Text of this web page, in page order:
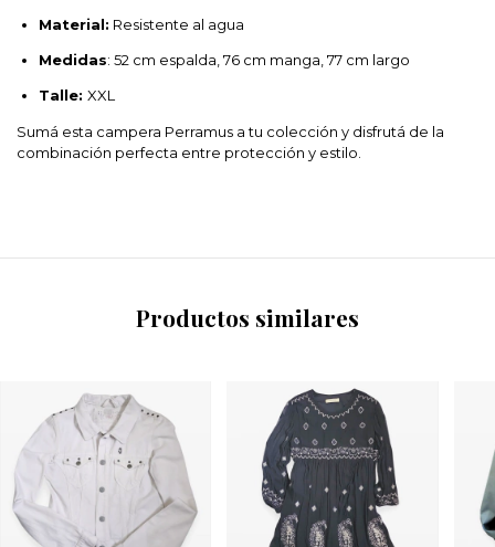
Material: Resistente al agua
Medidas: 52 cm espalda, 76 cm manga, 77 cm largo
Talle: XXL
Sumá esta campera Perramus a tu colección y disfrutá de la
combinación perfecta entre protección y estilo.
Productos similares